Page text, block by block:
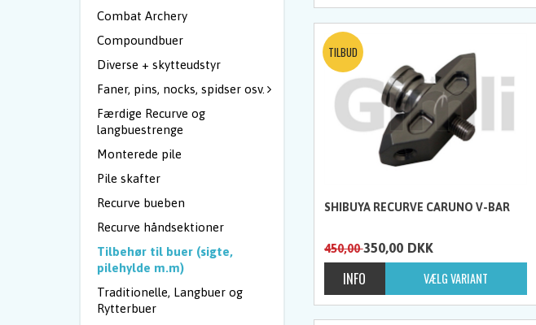
Combat Archery
Compoundbuer
Diverse + skytteudstyr
Faner, pins, nocks, spidser osv.
Færdige Recurve og
langbuestrenge
Monterede pile
Pile skafter
Recurve bueben
Recurve håndsektioner
Tilbehør til buer (sigte,
pilehylde m.m)
Traditionelle, Langbuer og
Rytterbuer
SHIBUYA RECURVE CARUNO V-BAR
450,00350,00 DKK